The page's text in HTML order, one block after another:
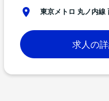
東京メトロ 丸ノ内線
求人の